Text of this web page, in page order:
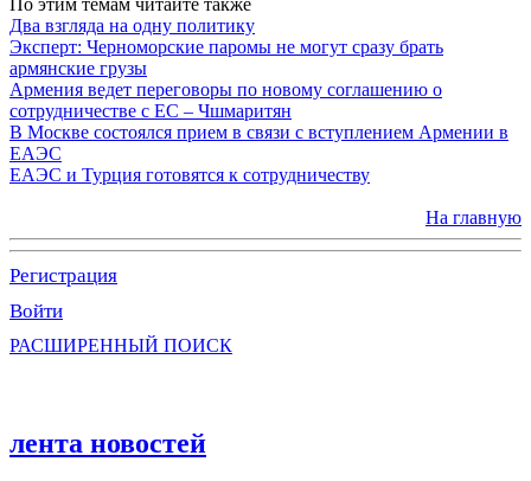
По этим темам читайте также
Два взгляда на одну политику
Эксперт: Черноморские паромы не могут сразу брать
армянские грузы
Армения ведет переговоры по новому соглашению о
сотрудничестве с ЕС – Чшмаритян
В Москве состоялся прием в связи с вступлением Армении в
ЕАЭС
ЕАЭС и Турция готовятся к сотрудничеству
На главную
Регистрация
Войти
РАСШИРЕННЫЙ ПОИСК
лента новостей